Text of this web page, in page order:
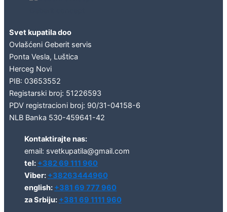
Svet kupatila doo
Ovlašćeni Geberit servis
Ponta Vesla, Luštica
Herceg Novi
PIB: 03653552
Registarski broj: 51226593
PDV registracioni broj: 90/31-04158-6
NLB Banka 530-459641-42
Kontaktirajte nas:
email: svetkupatila@gmail.com
tel: +382 69 111 960
Viber: +38263444960
english: +381 69 777 960
za Srbiju: +381 69 1111 960